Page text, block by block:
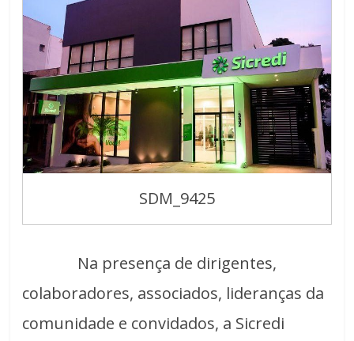
SDM_9425
Na presença de dirigentes,
colaboradores, associados, lideranças da
comunidade e convidados, a Sicredi